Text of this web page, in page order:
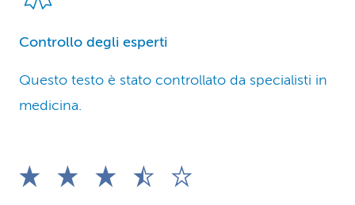
Controllo degli esperti
Questo testo è stato controllato da specialisti in
medicina.